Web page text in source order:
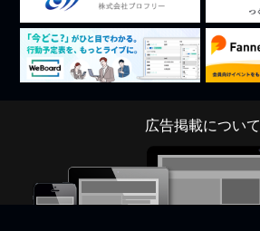
広告掲載について